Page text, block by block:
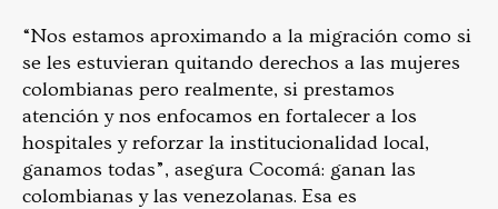
“Nos estamos aproximando a la migración como si
se les estuvieran quitando derechos a las mujeres
colombianas pero realmente, si prestamos
atención y nos enfocamos en fortalecer a los
hospitales y reforzar la institucionalidad local,
ganamos todas”, asegura Cocomá: ganan las
colombianas y las venezolanas. Esa es